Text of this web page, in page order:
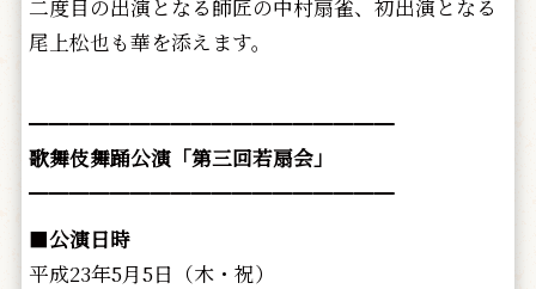
二度目の出演となる師匠の中村扇雀、初出演となる
尾上松也も華を添えます。
━━━━━━━━━━━━━━━━━━
歌舞伎舞踊公演「第三回若扇会」
━━━━━━━━━━━━━━━━━━
■公演日時
平成23年5月5日（木・祝）